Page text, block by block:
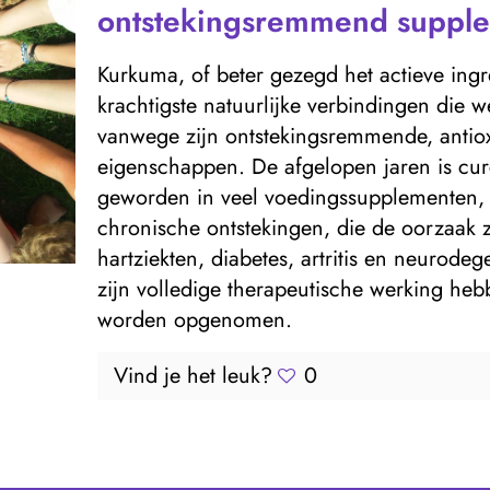
ontstekingsremmend
Kurkuma, of beter gezegd het actieve
krachtigste natuurlijke verbindingen die
vanwege zijn ontstekingsremmende,
eigenschappen. De afgelopen jaren is
geworden in veel
chronische ontstekingen, die de oorzaak
hartziekten, diabetes, artritis en
zijn volledige therapeutische werking
worden opgenomen.
Vind je het leuk?
0